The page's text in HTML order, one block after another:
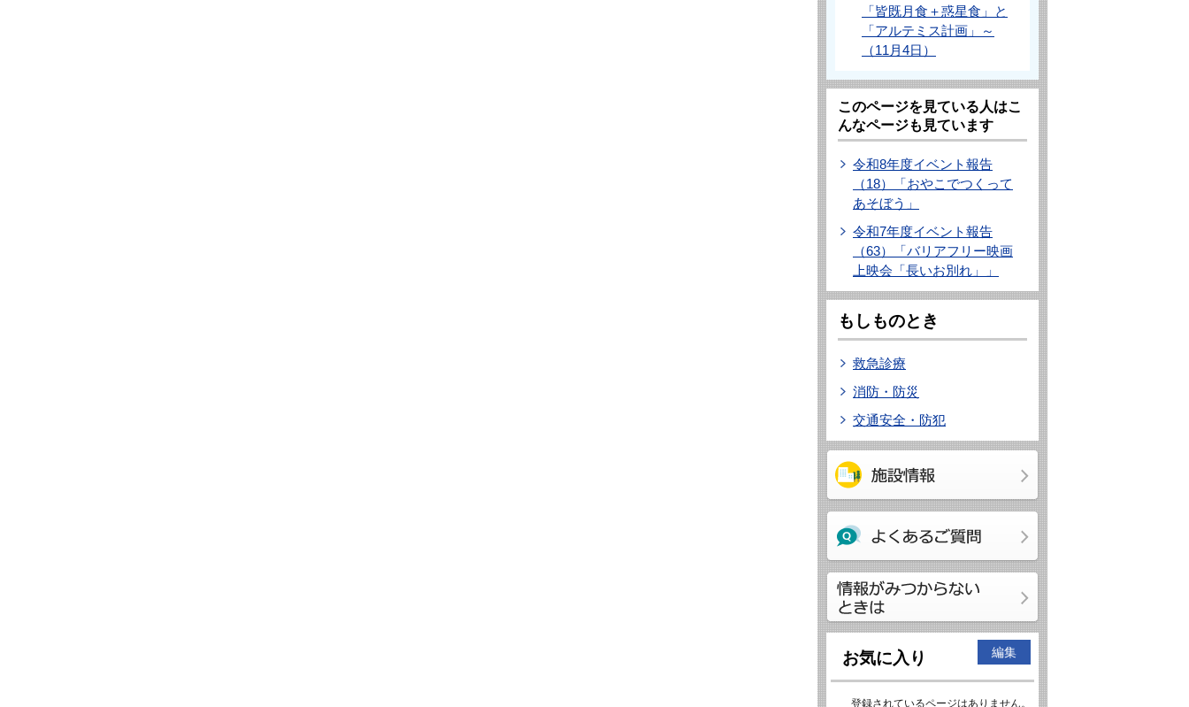
「皆既月食＋惑星食」と
「アルテミス計画」～
（11月4日）
このページを見ている人はこ
んなページも見ています
令和8年度イベント報告
（18）「おやこでつくって
あそぼう」
令和7年度イベント報告
（63）「バリアフリー映画
上映会「長いお別れ」」
もしものとき
救急診療
消防・防災
交通安全・防犯
お気に入り 編集
登録されているページはありません。